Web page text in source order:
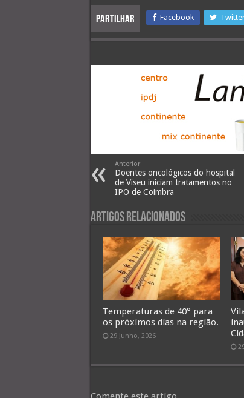
Partilhar Facebook
Anterior
Doentes oncológicos do hospital
de Viseu iniciam tratamentos no
IPO de Coimbra
Artigos Relacionados
Temperaturas de 40° para
os próximos dias na região.
29 Junho, 2026